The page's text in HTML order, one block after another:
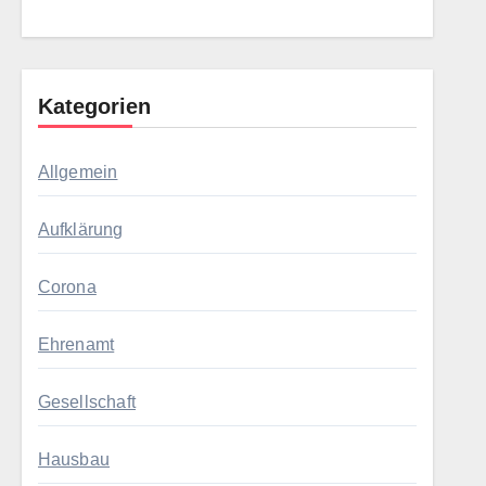
Kategorien
Allgemein
Aufklärung
Corona
Ehrenamt
Gesellschaft
Hausbau